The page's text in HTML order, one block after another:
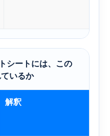
シートには、この
いるか
解釈